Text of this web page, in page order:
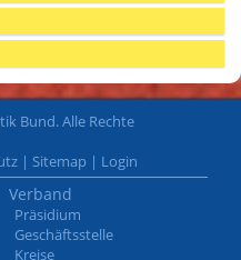
Bund. Alle Rechte
| Sitemap | Login
Verband
Präsidium
Geschäftsstelle
Kreise